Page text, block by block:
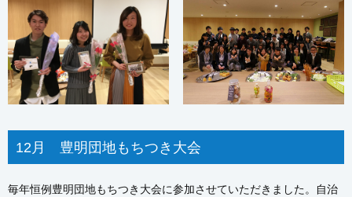
12月 豊明団地もちつき大会
毎年恒例豊明団地もちつき大会に参加させていただきました。自治